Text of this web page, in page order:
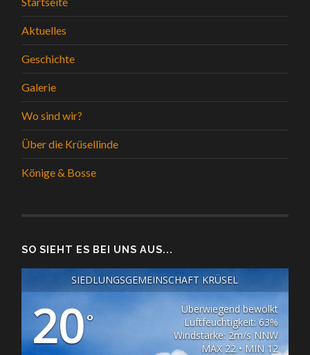
Aktuelles
Geschichte
Galerie
Wo sind wir?
Über die Krüsellinde
Könige & Bosse
SO SIEHT ES BEI UNS AUS...
SIEDLUNGSGEMEINSCHAFT KRÜSEL
20°
Überwiegend bewölkt
Luftfeuchtigkeit: 63%
Windstärke: 2m/s NNW
MAX 22 • MIN 12